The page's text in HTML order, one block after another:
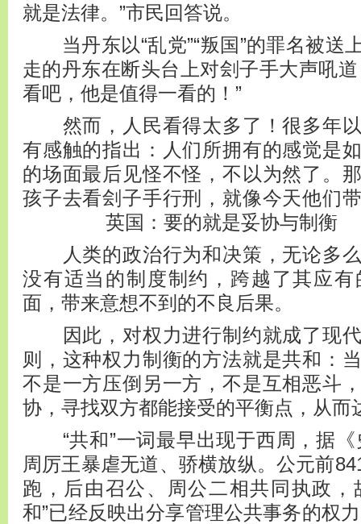
就是法律。”市民回答说。
当丹东以“乱党”“叛国”的罪名被送
走的丹东在断头台上对刽子手大声吼
看吧，他是值得一看的！”
然而，人民看得太多了！很多年以
有感触的指出：人们所拥有的感觉是
的场面最后见怪不怪，不以为然了。
孩子去看刽子手行刑，就像今天他们
英国：要的就是妥协与制衡
人类的政治行为和决策，无论多么
没有适当的制度制约，跨越了其应
面，带来意想不到的不良后果。
因此，对权力进行制约就成了现代
则，这种权力制衡的方法就是共和：
不是一方压倒另一方，不是互相恶斗
协，寻找双方都能接受的平衡点，从而
“共和”一词最早出现于西周，据《
周厉王暴虐无道、骄横放纵。公元前
跑，后由召公、周公二相共同执政，
和”已经反映出分享管理公共事务的权